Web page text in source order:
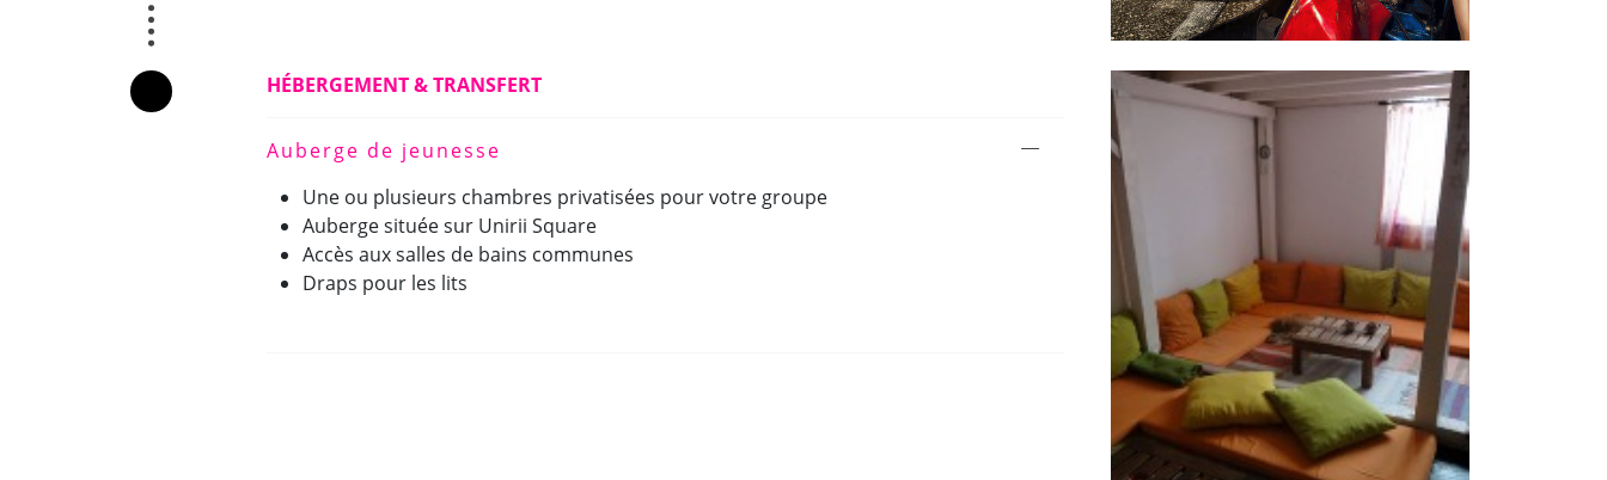
Boîte et bouteilles
HÉBERGEMENT & TRANSFERT
Auberge de jeunesse
Une ou plusieurs chambres privatisées pour votre groupe
Auberge située sur Unirii Square
Accès aux salles de bains communes
Draps pour les lits